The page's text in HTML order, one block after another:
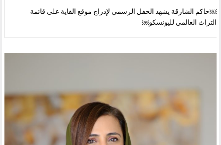
￼حاكم الشارقة يشهد الحفل الرسمي لإدراج موقع الفاية على قائمة
التراث العالمي لليونسكو￼